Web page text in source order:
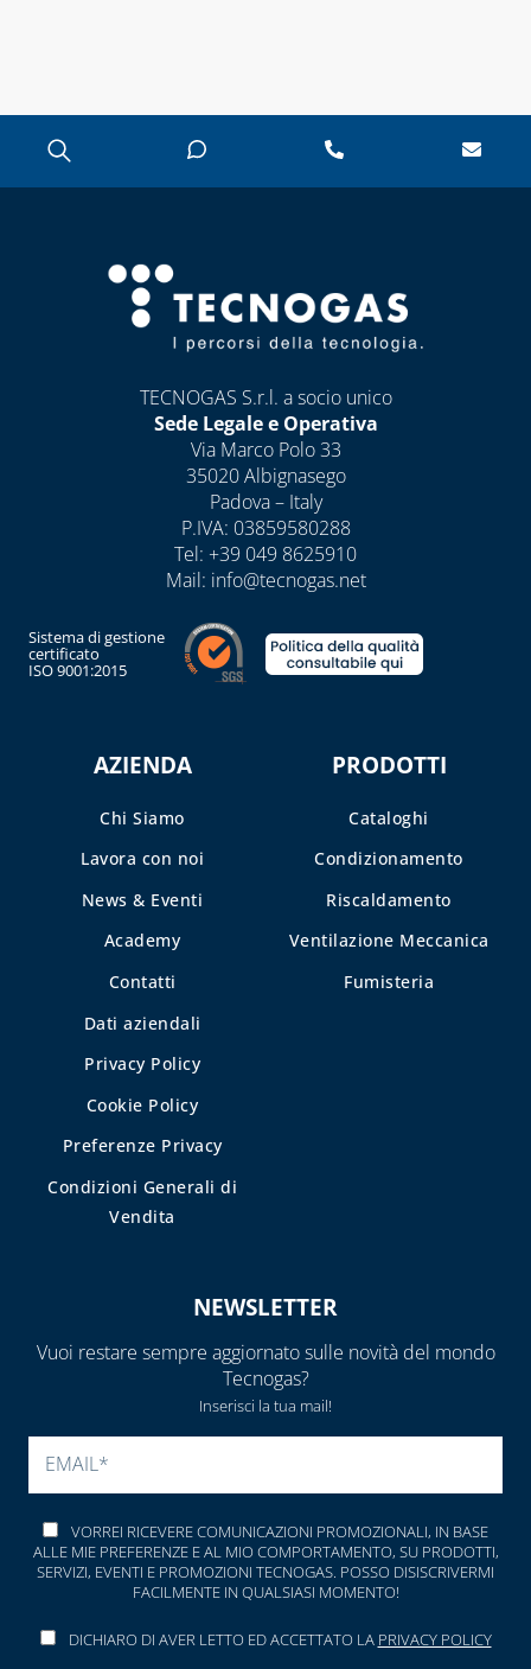
TECNOGAS S.r.l. a socio unico
Sede Legale e Operativa
Via Marco Polo 33
35020 Albignasego
Padova – Italy
P.IVA: 03859580288
Tel: +39 049 8625910
Mail: info@tecnogas.net
Sistema di gestione
certificato
ISO 9001:2015
AZIENDA
Chi Siamo
Lavora con noi
News & Eventi
Academy
Contatti
Dati aziendali
Privacy Policy
Cookie Policy
Preferenze Privacy
Condizioni Generali di
Vendita
PRODOTTI
Cataloghi
Condizionamento
Riscaldamento
Ventilazione Meccanica
Fumisteria
NEWSLETTER
Vuoi restare sempre aggiornato sulle novità del mondo
Tecnogas?
Inserisci la tua mail!
VORREI RICEVERE COMUNICAZIONI PROMOZIONALI, IN BASE
ALLE MIE PREFERENZE E AL MIO COMPORTAMENTO, SU PRODOTTI,
SERVIZI, EVENTI E PROMOZIONI TECNOGAS. POSSO DISISCRIVERMI
FACILMENTE IN QUALSIASI MOMENTO!
DICHIARO DI AVER LETTO ED ACCETTATO LA PRIVACY POLICY